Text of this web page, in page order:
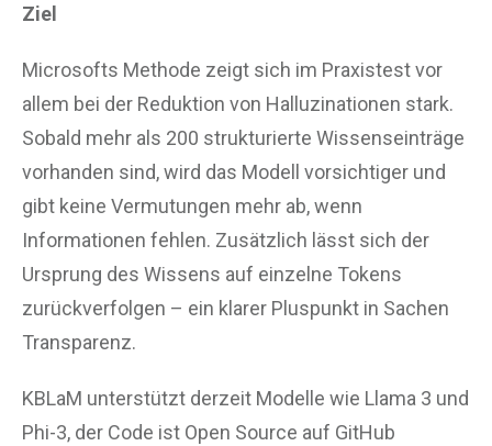
Ziel
Microsofts Methode zeigt sich im Praxistest vor
allem bei der Reduktion von Halluzinationen stark.
Sobald mehr als 200 strukturierte Wissenseinträge
vorhanden sind, wird das Modell vorsichtiger und
gibt keine Vermutungen mehr ab, wenn
Informationen fehlen. Zusätzlich lässt sich der
Ursprung des Wissens auf einzelne Tokens
zurückverfolgen – ein klarer Pluspunkt in Sachen
Transparenz.
KBLaM unterstützt derzeit Modelle wie Llama 3 und
Phi-3, der Code ist Open Source auf GitHub